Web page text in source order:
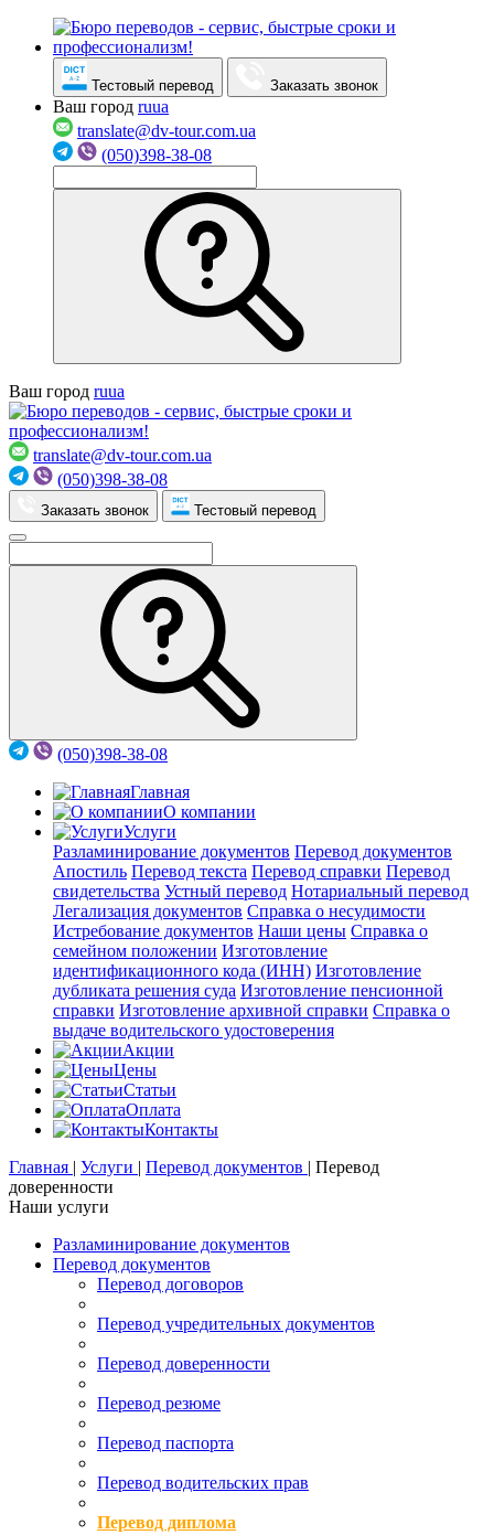
Тестовый перевод Заказать звонок
Ваш город ruua
translate@dv-tour.com.ua
(050)398-38-08
Ваш город ruua
translate@dv-tour.com.ua
(050)398-38-08
Заказать звонок Тестовый перевод
(050)398-38-08
Главная
О компании
Услуги
Разламинирование документов Перевод документов
Апостиль Перевод текста Перевод справки Перевод
свидетельства Устный перевод Нотариальный перевод
Легализация документов Справка о несудимости
Истребование документов Наши цены Справка о
семейном положении Изготовление
идентификационного кода (ИНН) Изготовление
дубликата решения суда Изготовление пенсионной
справки Изготовление архивной справки Справка о
выдаче водительского удостоверения
Акции
Цены
Статьи
Оплата
Контакты
Главная | Услуги | Перевод документов | Перевод
доверенности
Наши услуги
Разламинирование документов
Перевод документов
Перевод договоров
Перевод учредительных документов
Перевод доверенности
Перевод резюме
Перевод паспорта
Перевод водительских прав
Перевод диплома